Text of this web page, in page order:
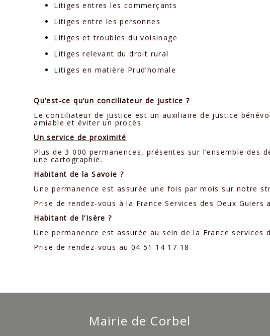
Litiges entres les commerçants
Litiges entre les personnes
Litiges et troubles du voisinage
Litiges relevant du droit rural
Litiges en matière Prud’homale
Qu’est-ce qu’un conciliateur de justice ?
Le conciliateur de justice est un auxiliaire de justice
amiable et éviter un procès.
Un service de proximité
Plus de 3 000 permanences, présentes sur l’ensemble
une cartographie.
Habitant de la Savoie ?
Une permanence est assurée une fois par mois sur notre
Prise de rendez-vous à la France Services des Deux Guiers
Habitant de l’Isère ?
Une permanence est assurée au sein de la France services
Prise de rendez-vous au 04 51 14 17 18
Mairie de Corbel